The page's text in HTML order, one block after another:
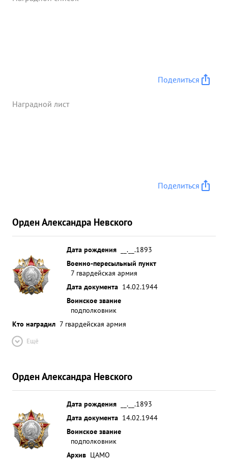
Поделиться
Наградной лист
Поделиться
Орден Александра Невского
Дата рождения
__.__.1893
Военно-пересыльный пункт
7 гвардейская армия
Дата документа 14.02.1944
Воинское звание
подполковник
Кто наградил 7 гвардейская армия
Ещё
Орден Александра Невского
Дата рождения
__.__.1893
Дата документа 14.02.1944
Воинское звание
подполковник
Архив ЦАМО